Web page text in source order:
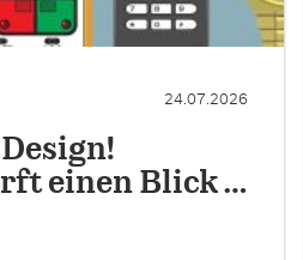
24.07.2026
einen Blick …